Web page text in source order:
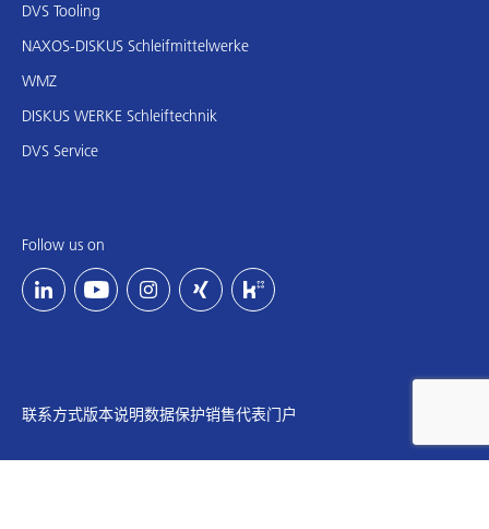
DVS Tooling
NAXOS-DISKUS Schleifmittelwerke
WMZ
DISKUS WERKE Schleiftechnik
DVS Service
Follow us on
联系方式版本说明数据保护销售代表门户